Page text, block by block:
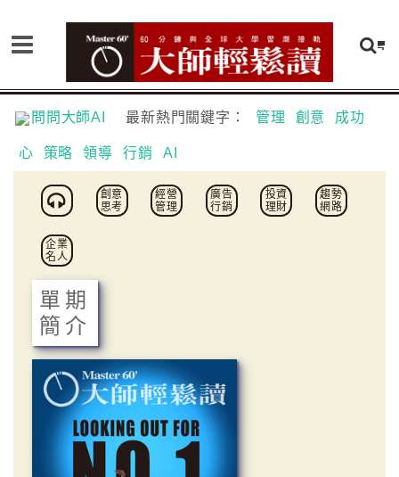
問問大師AI 最新熱門關鍵字： 管理 創意 成功
心 策略 領導 行銷 AI
創意
思考
經營
管理
廣告
行銷
投資
理財
趨勢
網路
企業
名人
單期
簡介